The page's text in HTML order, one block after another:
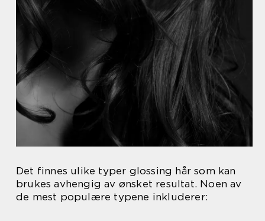
Det finnes ulike typer glossing hår som kan
brukes avhengig av ønsket resultat. Noen av
de mest populære typene inkluderer: